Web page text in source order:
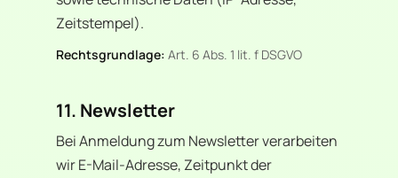
Zeitstempel).
Rechtsgrundlage: Art. 6 Abs. 1 lit. f DSGVO
11. Newsletter
Bei Anmeldung zum Newsletter verarbeiten
wir E-Mail-Adresse, Zeitpunkt der